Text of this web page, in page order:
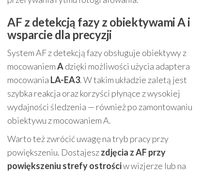
AF z detekcją fazy z obiektywami A i
wsparcie dla precyzji
System AF z detekcją fazy obsługuje obiektywy z
mocowaniemAdzięki możliwości użycia adaptera
mocowania LA-EA3. W takim układzie zaletą jest
szybka reakcja oraz korzyści płynące z wysokiej
wydajności śledzenia — również po zamontowaniu
obiektywu z mocowaniem A.
Warto też zwrócić uwagę na tryb pracy przy
powiększeniu. Dostajeszzdjęcia z AF przy
powiększeniu strefy ostrościw wizjerze lub na